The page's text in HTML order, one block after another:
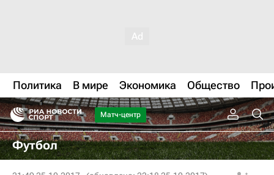
Политика В мире Экономика Общество
Матч-центр
Футбол